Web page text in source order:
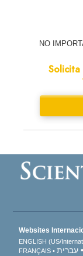
NO
Solicita
Websites
ENGLISH (US/
FRANÇAIS
עברית